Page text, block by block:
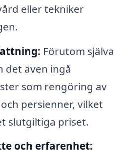
eller tekniker
Förutom själva
det även ingå
som rengöring av
persienner, vilket
slutgiltiga priset.
och erfarenhet: